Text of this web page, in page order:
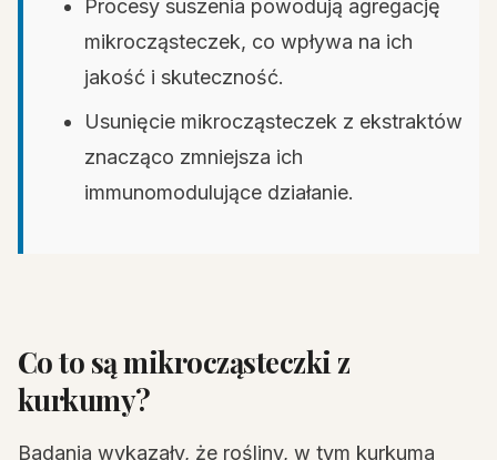
Procesy suszenia powodują agregację
mikrocząsteczek, co wpływa na ich
jakość i skuteczność.
Usunięcie mikrocząsteczek z ekstraktów
znacząco zmniejsza ich
immunomodulujące działanie.
Co to są mikrocząsteczki z
kurkumy?
Badania wykazały, że rośliny, w tym kurkuma